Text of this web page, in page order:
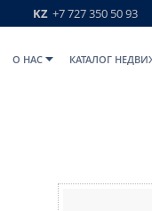
KZ +7 727 350 50 93
O НАС КАТАЛОГ